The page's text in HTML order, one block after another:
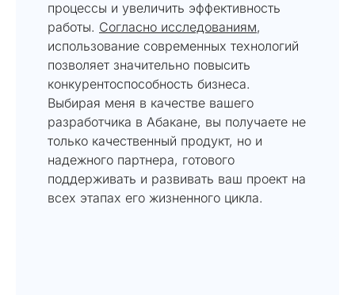
процессы и увеличить эффективность
работы. Согласно исследованиям,
использование современных технологий
позволяет значительно повысить
конкурентоспособность бизнеса.
Выбирая меня в качестве вашего
разработчика в Абакане, вы получаете не
только качественный продукт, но и
надежного партнера, готового
поддерживать и развивать ваш проект на
всех этапах его жизненного цикла.